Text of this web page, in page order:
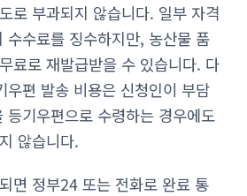
로 부과되지 않습니다. 일부 자격
수수료를 징수하지만, 농산물 품
료로 재발급받을 수 있습니다. 다
우편 발송 비용은 신청인이 부담
등기우편으로 수령하는 경우에도
않습니다.
면 정부24 또는 전화로 완료 통